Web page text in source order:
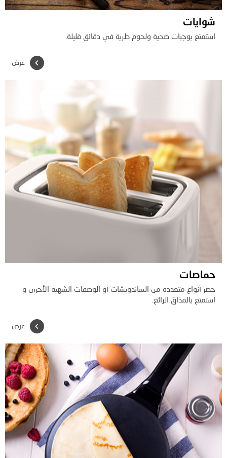
شوايات
استمتع بوجبات صحية ولحوم طرية في دقائق قليلة.
عرض
حماصات
حضر أنواع متعددة من الساندويشات أو الوصفات الشهية الأخرى و
استمتع بالمذاق الرائع.
عرض